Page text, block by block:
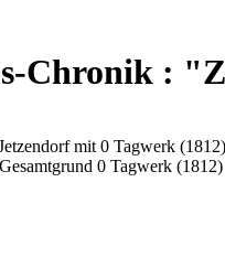
Chronik :
mit 0 Tagwerk (1812)
0 Tagwerk (1812)